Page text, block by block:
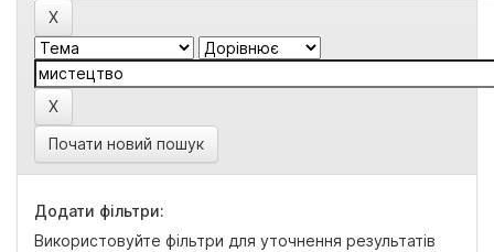
Почати новий пошук
Додати фільтри:
Використовуйте фільтри для уточнення результатів